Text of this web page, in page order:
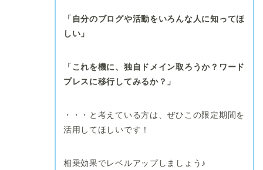
「自分のブログや活動をいろんな人に知ってほ
しい」
「これを機に、独自ドメイン取ろうか？ワード
プレスに移行してみるか？」
・・・と考えている方は、ぜひこの限定期間を
活用してほしいです！
相乗効果でレベルアップしましょう♪